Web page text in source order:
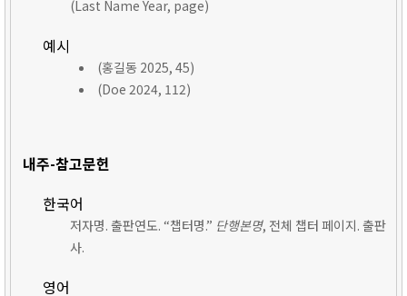
(Last Name Year, page)
예시
(홍길동 2025, 45)
(Doe 2024, 112)
내주-참고문헌
한국어
저자명. 출판연도. “챕터명.” 단행본명, 전체 챕터 페이지. 출판
사.
영어